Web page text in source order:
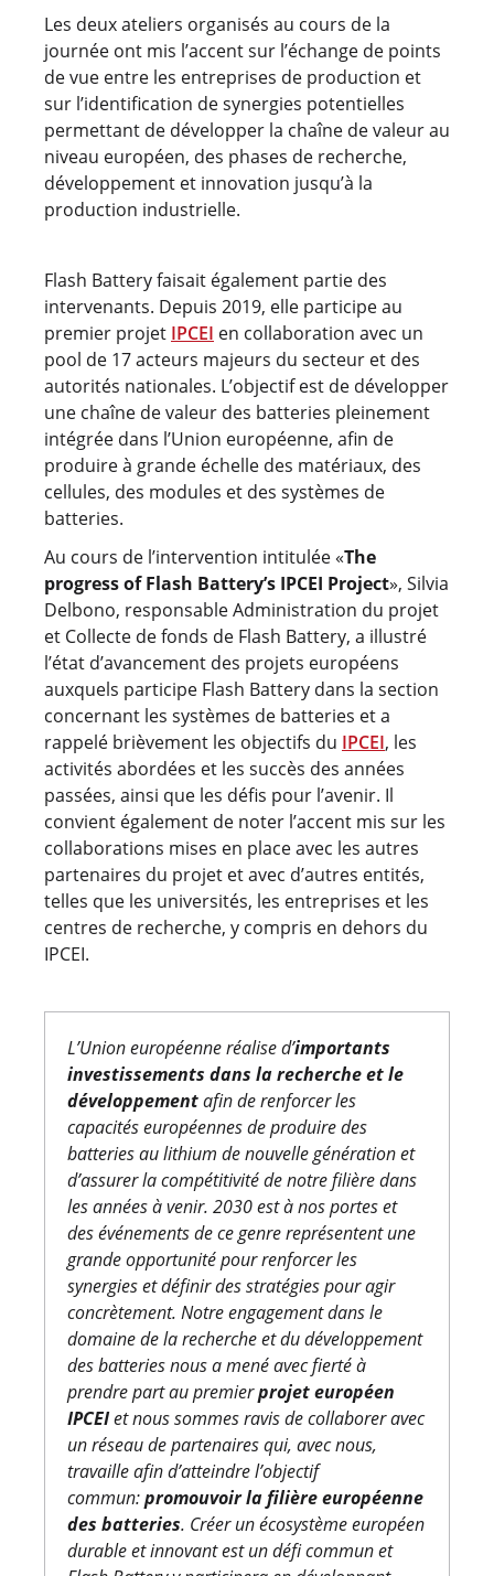
Les deux ateliers organisés au cours de la
journée ont mis l’accent sur l’échange de points
de vue entre les entreprises de production et
sur l’identification de synergies potentielles
permettant de développer la chaîne de valeur au
niveau européen, des phases de recherche,
développement et innovation jusqu’à la
production industrielle.
Flash Battery faisait également partie des
intervenants. Depuis 2019, elle participe au
premier projet IPCEI en collaboration avec un
pool de 17 acteurs majeurs du secteur et des
autorités nationales. L’objectif est de développer
une chaîne de valeur des batteries pleinement
intégrée dans l’Union européenne, afin de
produire à grande échelle des matériaux, des
cellules, des modules et des systèmes de
batteries.
Au cours de l’intervention intitulée «The
progress of Flash Battery’s IPCEI Project», Silvia
Delbono, responsable Administration du projet
et Collecte de fonds de Flash Battery, a illustré
l’état d’avancement des projets européens
auxquels participe Flash Battery dans la section
concernant les systèmes de batteries et a
rappelé brièvement les objectifs du IPCEI, les
activités abordées et les succès des années
passées, ainsi que les défis pour l’avenir. Il
convient également de noter l’accent mis sur les
collaborations mises en place avec les autres
partenaires du projet et avec d’autres entités,
telles que les universités, les entreprises et les
centres de recherche, y compris en dehors du
IPCEI.
L’Union européenne réalise d’importants
investissements dans la recherche et le
développementafin de renforcer les
capacités européennes de produire des
batteries au lithium de nouvelle génération et
d’assurer la compétitivité de notre filière dans
les années à venir. 2030 est à nos portes et
des événements de ce genre représentent une
grande opportunité pour renforcer les
synergies et définir des stratégies pour agir
concrètement. Notre engagement dans le
domaine de la recherche et du développement
des batteries nous a mené avec fierté à
prendre part au premierprojet européen
IPCEIet nous sommes ravis de collaborer avec
un réseau de partenaires qui, avec nous,
travaille afin d’atteindre l’objectif
commun:promouvoir la filière européenne
des batteries. Créer un écosystème européen
durable et innovant est un défi commun et